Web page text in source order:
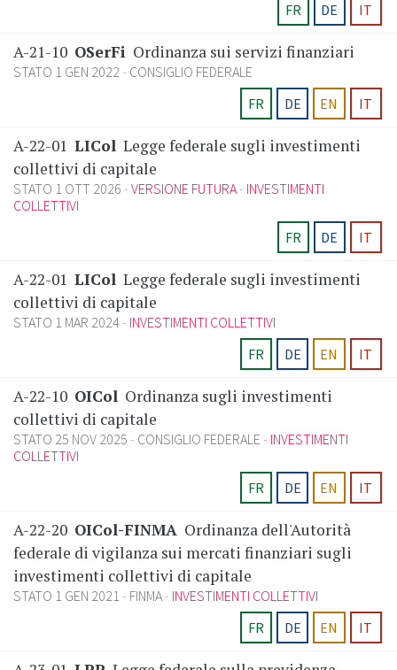
FR
DE IT
A-21-10 OSerFi Ordinanza sui servizi finanziari
STATO 1 GEN 2022 CONSIGLIO FEDERALE
FR
DE EN IT
A-22-01 LICol Legge federale sugli investimenti
collettivi di capitale
STATO 1 OTT 2026 VERSIONE FUTURA INVESTIMENTI
COLLETTIVI
FR
DE IT
A-22-01 LICol Legge federale sugli investimenti
collettivi di capitale
STATO 1 MAR 2024 INVESTIMENTI COLLETTIVI
FR
DE EN IT
A-22-10 OICol Ordinanza sugli investimenti
collettivi di capitale
STATO 25 NOV 2025 CONSIGLIO FEDERALE
INVESTIMENTI
COLLETTIVI
FR
DE EN IT
A-22-20 OICol-FINMA Ordinanza dell'Autorità
federale di vigilanza sui mercati finanziari sugli
investimenti collettivi di capitale
STATO 1 GEN 2021 FINMA INVESTIMENTI COLLETTIVI
FR
DE EN IT